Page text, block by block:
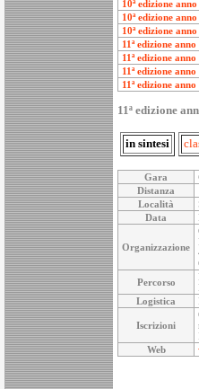
10ª edizione
10ª edizione
10ª edizione
11ª edizione
11ª edizione
11ª edizione
11ª edizione
11ª edizione
in sintesi
Gara
Distanza
Località
Data
Organizzazione
Percorso
Logistica
Iscrizioni
Web